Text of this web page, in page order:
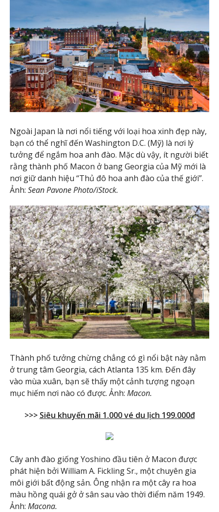
Ngoài Japan là nơi nổi tiếng với loại hoa xinh đẹp này,
bạn có thể nghĩ đến Washington D.C. (Mỹ) là nơi lý
tưởng để ngắm hoa anh đào. Mặc dù vậy, ít người biết
rằng thành phố Macon ở bang Georgia của Mỹ mới là
nơi giữ danh hiệu “Thủ đô hoa anh đào của thế giới”.
Ảnh: Sean Pavone Photo/iStock.
Thành phố tưởng chừng chẳng có gì nổi bật này nằm
ở trung tâm Georgia, cách Atlanta 135 km. Đến đây
vào mùa xuân, bạn sẽ thấy một cảnh tượng ngoạn
mục hiếm nơi nào có được. Ảnh: Macon.
>>> Siêu khuyến mãi 1.000 vé du lịch 199.000đ
Cây anh đào giống Yoshino đầu tiên ở Macon được
phát hiện bởi William A. Fickling Sr., một chuyên gia
môi giới bất động sản. Ông nhận ra một cây ra hoa
màu hồng quái gở ở sân sau vào thời điểm năm 1949.
Ảnh: Macona.